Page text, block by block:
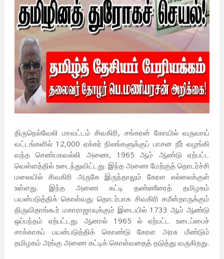
திருநெல்வேலி மாவட்டம் சிவகிரி, சங்கரன் கோயில் வருவாய்
வட்டங்களில் 12,000 ஏக்கர் நிலங்களுக்குப் பாசன நீர் வழங்கி
வந்த செண்பகவல்லி அணை, 1965 ஆம் ஆண்டு ஏற்பட்ட
வெள்ளத்தில் உடைந்துவிட்டது. இந்த அணை மேற்குத் தொடர்ச்சி
மலையில் சிவகிரி அருகே இருந்தாலும் கேரள எல்லைக்குள்
உள்ளது. இந்த அணை கட்டி தண்ணீரைத் தமிழகம்
பயன்படுத்திக் கொள்வது தொடர்பாக சிவகிரி சமீன்தாருக்கும்
திருவிதாங்கூர் மகாராஜாவுக்கும் இடையில் 1733 ஆம் ஆண்டு
ஒப்பந்தம் ஏற்பட்டது. ஆனால் 1965 ல் ஏற்பட்ட உடைப்பைச்
சாக்காகப் பயன்படுத்திக் கொண்டு கேரள அரசு மீண்டும்
தமிழகம் அங்கு அணை கட்டிக் கொள்வதைத் தடுத்து வருகிறது.